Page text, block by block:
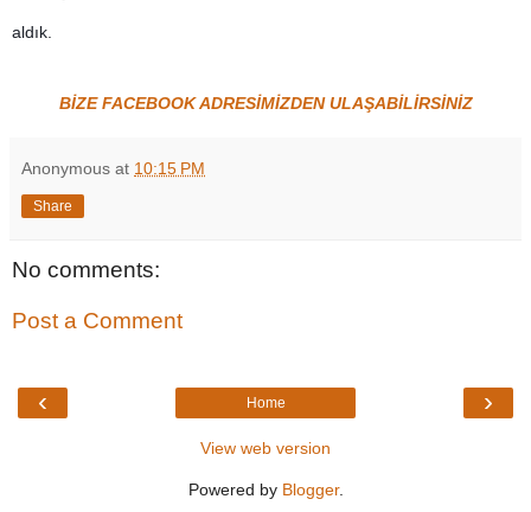
aldık.
BİZE FACEBOOK ADRESİMİZDEN ULAŞABİLİRSİNİZ
Anonymous at 10:15 PM
Share
No comments:
Post a Comment
‹ ›
Home
View web version
Powered by Blogger.